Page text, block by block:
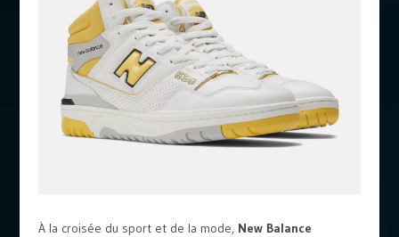
À la croisée du sport et de la mode, New Balance